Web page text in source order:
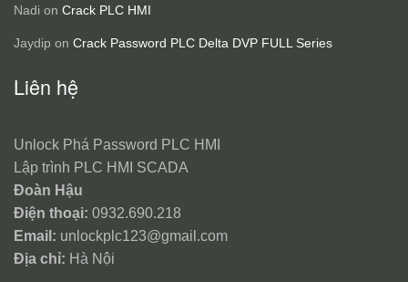
Nadi on Crack PLC HMI
Jaydip on Crack Password PLC Delta DVP FULL Series
Liên hệ
Unlock Phá Password PLC HMI
Lập trình PLC HMI SCADA
Đoàn Hậu
Điện thoại: 0932.690.218
Email: unlockplc123@gmail.com
Địa chỉ: Hà Nội